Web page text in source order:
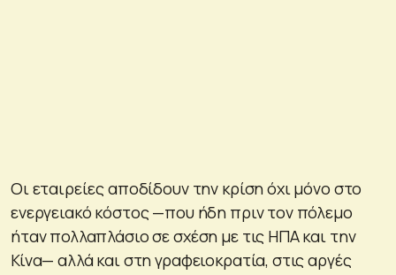
Οι εταιρείες αποδίδουν την κρίση όχι μόνο στο
ενεργειακό κόστος —που ήδη πριν τον πόλεμο
ήταν πολλαπλάσιο σε σχέση με τις ΗΠΑ και την
Κίνα— αλλά και στη γραφειοκρατία, στις αργές